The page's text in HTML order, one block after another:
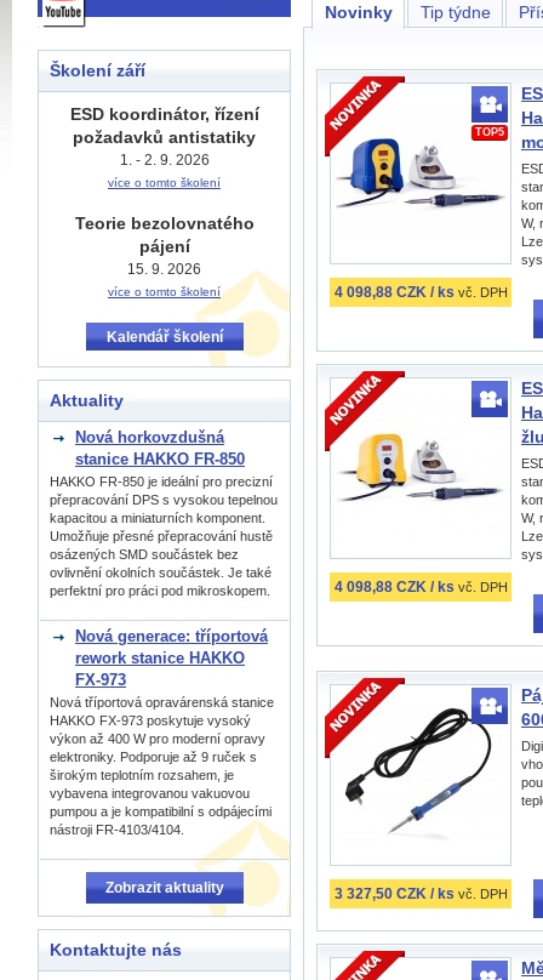
Novinky Tip týdne
TOP5
4 098,88 CZK / ks vč. DPH
W,
4 098,88 CZK / ks vč. DPH
W,
3 327,50 CZK / ks vč. DPH
Školení září
ESD koordinátor, řízení
požadavků antistatiky
1. - 2. 9. 2026
více o tomto školení
Teorie bezolovnatého
pájení
15. 9. 2026
více o tomto školení
Kalendář školení
Aktuality
Nová horkovzdušná
stanice HAKKO FR-850
HAKKO FR-850 je ideální pro precizní
přepracování DPS s vysokou tepelnou
kapacitou a miniaturních komponent.
Umožňuje přesné přepracování hustě
osázených SMD součástek bez
ovlivnění okolních součástek. Je také
perfektní pro práci pod mikroskopem.
Nová generace: tříportová
rework stanice HAKKO
FX-973
Nová tříportová opravárenská stanice
HAKKO FX-973 poskytuje vysoký
výkon až 400 W pro moderní opravy
elektroniky. Podporuje až 9 ruček s
širokým teplotním rozsahem, je
vybavena integrovanou vakuovou
pumpou a je kompatibilní s odpájecími
nástroji FR-4103/4104.
Zobrazit aktuality
Kontaktujte nás